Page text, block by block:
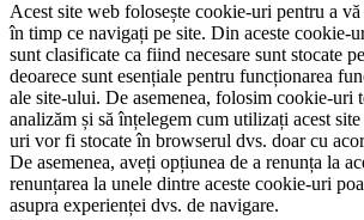
Acest site web folosește cookie-uri pentru a
în timp ce navigați pe site. Din aceste cookie-
sunt clasificate ca fiind necesare sunt stocate
deoarece sunt esențiale pentru funcționarea
ale site-ului. De asemenea, folosim cookie-uri
analizăm și să înțelegem cum utilizați acest
uri vor fi stocate în browserul dvs. doar cu
De asemenea, aveți opțiunea de a renunța la
renunțarea la unele dintre aceste cookie-uri
asupra experienței dvs. de navigare.